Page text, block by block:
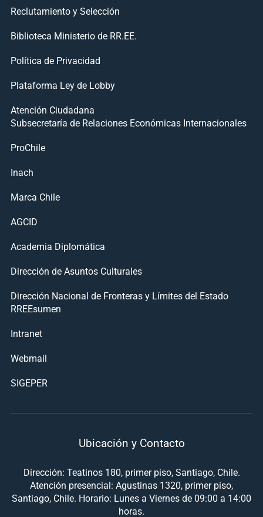
Reclutamiento y Selección
Biblioteca Ministerio de RR.EE.
Política de Privacidad
Plataforma Ley de Lobby
Atención Ciudadana
Subsecretaría de Relaciones Económicas Internacionales
ProChile
Inach
Marca Chile
AGCID
Academia Diplomática
Dirección de Asuntos Culturales
Dirección Nacional de Fronteras y Límites del Estado
RREEsumen
Intranet
Webmail
SIGEPER
Ubicación y Contacto
Dirección: Teatinos 180, primer piso, Santiago, Chile.
Atención presencial: Agustinas 1320, primer piso,
Santiago, Chile. Horario: Lunes a Viernes de 09:00 a 14:00
horas.